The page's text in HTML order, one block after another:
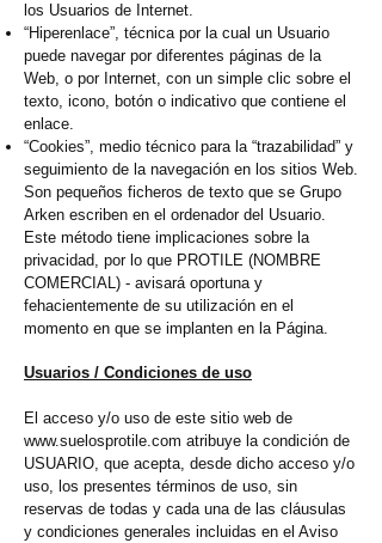
los Usuarios de Internet.
“Hiperenlace”, técnica por la cual un Usuario
puede navegar por diferentes páginas de la
Web, o por Internet, con un simple clic sobre el
texto, icono, botón o indicativo que contiene el
enlace.
“Cookies”, medio técnico para la “trazabilidad” y
seguimiento de la navegación en los sitios Web.
Son pequeños ficheros de texto que se Grupo
Arken escriben en el ordenador del Usuario.
Este método tiene implicaciones sobre la
privacidad, por lo que PROTILE (NOMBRE
COMERCIAL) - avisará oportuna y
fehacientemente de su utilización en el
momento en que se implanten en la Página.
Usuarios / Condiciones de uso
El acceso y/o uso de este sitio web de
www.suelosprotile.com atribuye la condición de
USUARIO, que acepta, desde dicho acceso y/o
uso, los presentes términos de uso, sin
reservas de todas y cada una de las cláusulas
y condiciones generales incluidas en el Aviso